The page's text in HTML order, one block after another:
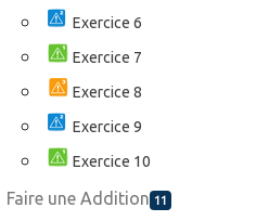
Exercice 6
Exercice 7
Exercice 8
Exercice 9
Exercice 10
Faire une Addition 11